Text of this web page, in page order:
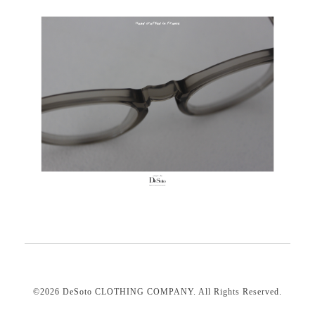
©2026 DeSoto CLOTHING COMPANY. All Rights Reserved.